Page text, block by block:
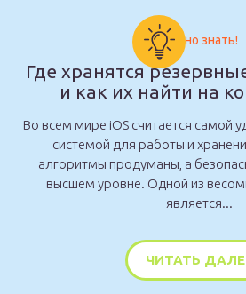
Важно знать!
Где хранятся
и как их найти на
Во всем мире iOS считается самой
системой для работы и
алгоритмы продуманы, а
высшем уровне. Одной из
является...
ЧИТАТЬ